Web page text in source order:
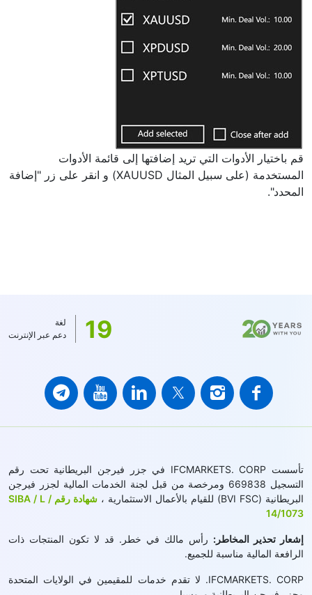
قم باختيار الأدوات التي تريد إضافتها إلى قائمة الأدوات
المستخدمة (على سبيل المثال XAUUSD) و انقر على زر "إضافة
المحدد".
19
لغة
دعم عبر الإنترنت
تأسست IFCMARKETS. CORP في جزر فيرجن البريطانية تحت رقم
التسجيل 669838 ومرخصة من قبل لجنة الخدمات المالية لجزر فيرجن
البريطانية (BVI FSC) للقيام بالأعمال الاستثمارية ،
شهادة رقم SIBA / L /
14/1073
إشعار تحذير المخاطر: رأس مالك في خطر. قد لا تكون المنتجات ذات
الرافعة المالية مناسبة للجميع.
IFCMARKETS. CORP. لا تقدم خدمات للمقيمين في الولايات المتحدة